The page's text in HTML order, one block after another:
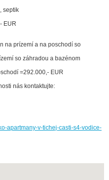
septik
EUR
na prízemí a na poschodí so
so záhradou a bazénom
=292.000,- EUR
nás kontaktujte:
apartmany-v-tichej-casti-s4-vodice-